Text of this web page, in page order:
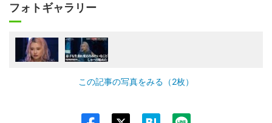
フォトギャラリー
この記事の写真をみる（2枚）